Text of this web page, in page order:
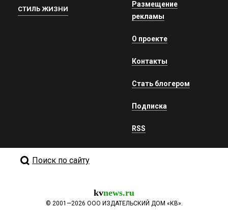
СТИЛЬ ЖИЗНИ
Размещение
рекламы
О проекте
Контакты
Стать блогером
Подписка
RSS
Поиск по сайту
kvnews.ru
© 2001—2026 ООО ИЗДАТЕЛЬСКИЙ ДОМ «КВ».